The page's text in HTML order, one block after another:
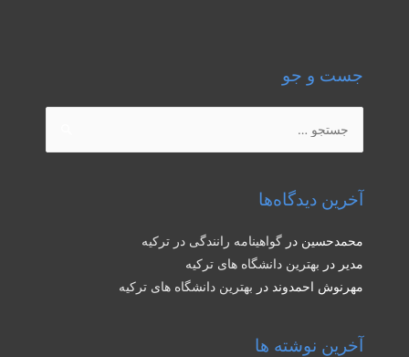
جست و جو
برای:
آخرین دیدگاه‌ها
محمدحسین در گواهینامه رانندگی در ترکیه
مدیر در بهترین دانشگاه های ترکیه
مهرنوش احمدوند در بهترین دانشگاه های ترکیه
آخرین نوشته ها